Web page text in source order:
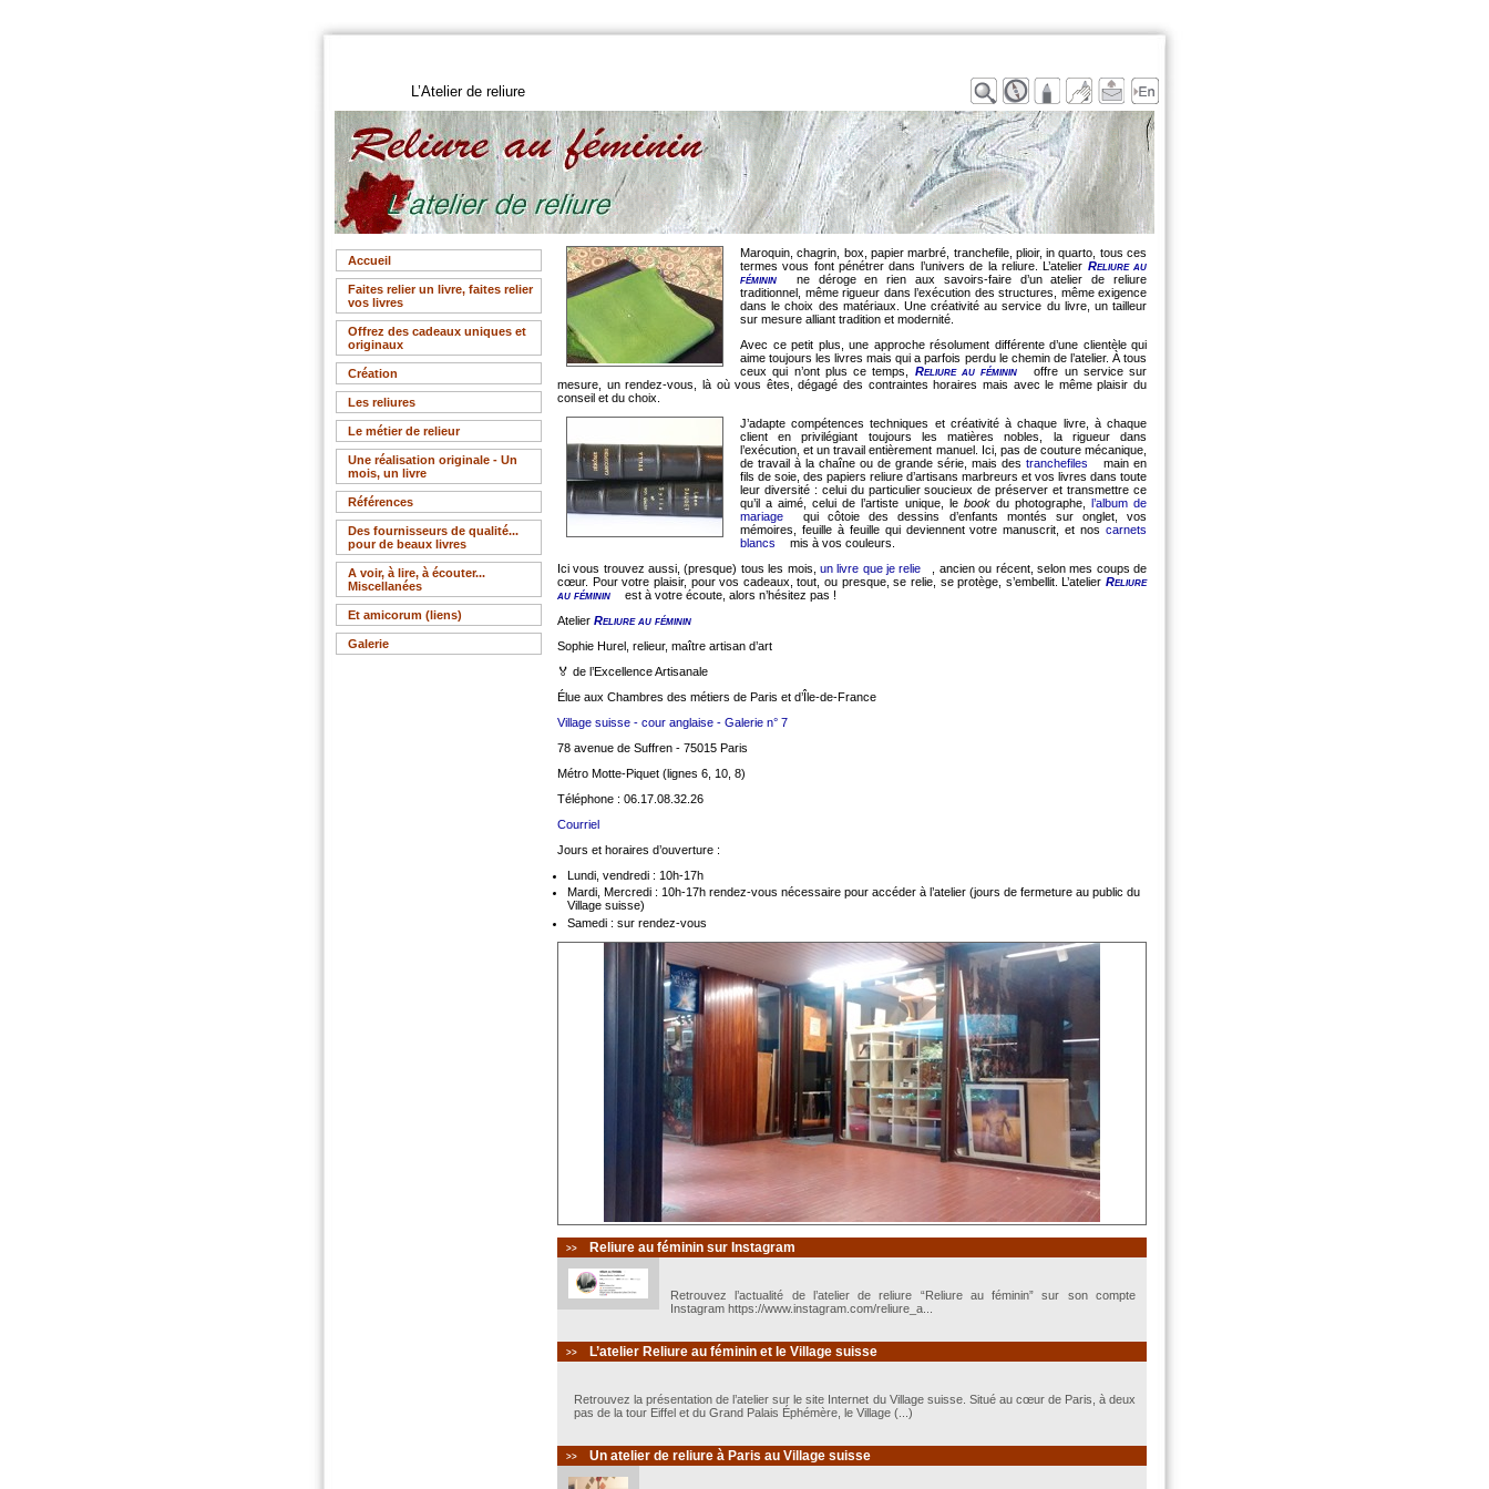
L’Atelier de reliure
Accueil
Faites relier un livre, faites relier
vos livres
Offrez des cadeaux uniques et
originaux
Création
Les reliures
Le métier de relieur
Une réalisation originale - Un
mois, un livre
Références
Des fournisseurs de qualité...
pour de beaux livres
A voir, à lire, à écouter...
Miscellanées
Et amicorum (liens)
Galerie
Maroquin, chagrin, box, papier marbré, tranchefile, plioir, in quarto, tous ces
termes vous font pénétrer dans l’univers de la reliure. L’atelier Reliure au
féminin
ne déroge en rien aux savoirs-faire d’un atelier de reliure
traditionnel, même rigueur dans l’exécution des structures, même exigence
dans le choix des matériaux. Une créativité au service du livre, un tailleur
sur mesure alliant tradition et modernité.
Avec ce petit plus, une approche résolument différente d’une clientèle qui
aime toujours les livres mais qui a parfois perdu le chemin de l’atelier. À tous
ceux qui n’ont plus ce temps, Reliure au féminin
offre un service sur
mesure, un rendez-vous, là où vous êtes, dégagé des contraintes horaires mais avec le même plaisir du
conseil et du choix.
J’adapte compétences techniques et créativité à chaque livre, à chaque
client en privilégiant toujours les matières nobles, la rigueur dans
l’exécution, et un travail entièrement manuel. Ici, pas de couture mécanique,
de travail à la chaîne ou de grande série, mais des tranchefiles
main en
fils de soie, des papiers reliure d’artisans marbreurs et vos livres dans toute
leur diversité : celui du particulier soucieux de préserver et transmettre ce
qu’il a aimé, celui de l’artiste unique, le bookdu photographe, l’album de
mariage
qui côtoie des dessins d’enfants montés sur onglet, vos
mémoires, feuille à feuille qui deviennent votre manuscrit, et nos carnets
blancs
mis à vos couleurs.
Ici vous trouvez aussi, (presque) tous les mois, un livre que je relie
, ancien ou récent, selon mes coups de
cœur. Pour votre plaisir, pour vos cadeaux, tout, ou presque, se relie, se protège, s’embellit. L’atelier Reliure
au féminin
est à votre écoute, alors n’hésitez pas !
Atelier Reliure au féminin
Sophie Hurel, relieur, maître artisan d’art
🏅 de l’Excellence Artisanale
Élue aux Chambres des métiers de Paris et d’Île-de-France
Village suisse - cour anglaise - Galerie n° 7
78 avenue de Suffren - 75015 Paris
Métro Motte-Piquet (lignes 6, 10, 8)
Téléphone : 06.17.08.32.26
Courriel
Jours et horaires d’ouverture :
Lundi, vendredi : 10h-17h
Mardi, Mercredi : 10h-17h rendez-vous nécessaire pour accéder à l’atelier (jours de fermeture au public du
Village suisse)
Samedi : sur rendez-vous
>> Reliure au féminin sur Instagram
Retrouvez l’actualité de l’atelier de reliure “Reliure au féminin” sur son compte
Instagram https://www.instagram.com/reliure_a...
>> L’atelier Reliure au féminin et le Village suisse
Retrouvez la présentation de l’atelier sur le site Internet du Village suisse. Situé au cœur de Paris, à deux
pas de la tour Eiffel et du Grand Palais Éphémère, le Village (...)
>> Un atelier de reliure à Paris au Village suisse